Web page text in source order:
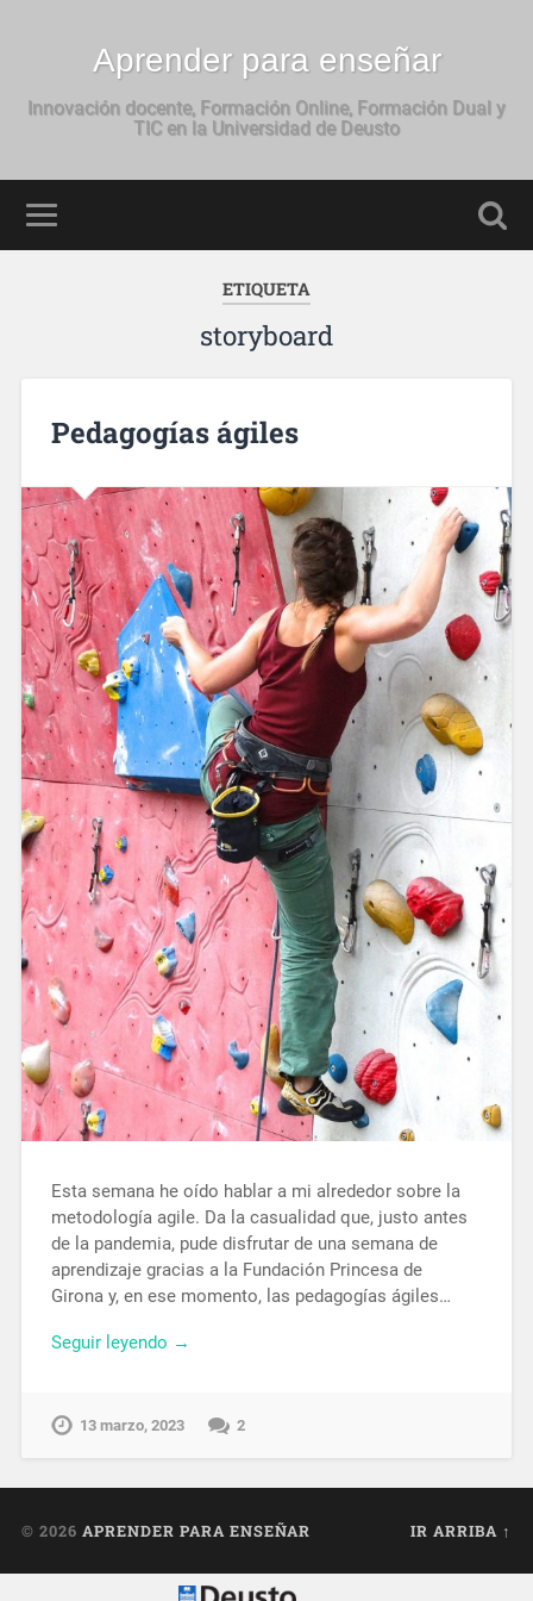
Aprender para enseñar
Innovación docente, Formación Online, Formación Dual y
TIC en la Universidad de Deusto
ETIQUETA
storyboard
Pedagogías ágiles
Esta semana he oído hablar a mi alrededor sobre la
metodología agile. Da la casualidad que, justo antes
de la pandemia, pude disfrutar de una semana de
aprendizaje gracias a la Fundación Princesa de
Girona y, en ese momento, las pedagogías ágiles…
Seguir leyendo →
13 marzo, 2023 2
© 2026 APRENDER PARA ENSEÑAR IR ARRIBA ↑